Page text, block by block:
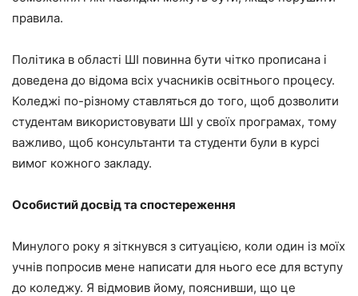
правила.
Політика в області ШІ повинна бути чітко прописана і
доведена до відома всіх учасників освітнього процесу.
Коледжі по-різному ставляться до того, щоб дозволити
студентам використовувати ШІ у своїх програмах, тому
важливо, щоб консультанти та студенти були в курсі
вимог кожного закладу.
Особистий досвід та спостереження
Минулого року я зіткнувся з ситуацією, коли один із моїх
учнів попросив мене написати для нього есе для вступу
до коледжу. Я відмовив йому, пояснивши, що це